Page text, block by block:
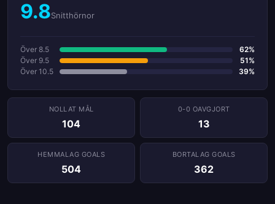
9.8Snitthörnor
Över 8.5
62%
Över 9.5
51%
Över 10.5
39%
NOLLAT ​​MÅL
104
0-0 OAVGJORT
13
HEMMALAG GOALS
504
BORTALAG GOALS
362